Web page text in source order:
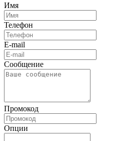
Имя
Телефон
E-mail
Сообщение
Промокод
Опции